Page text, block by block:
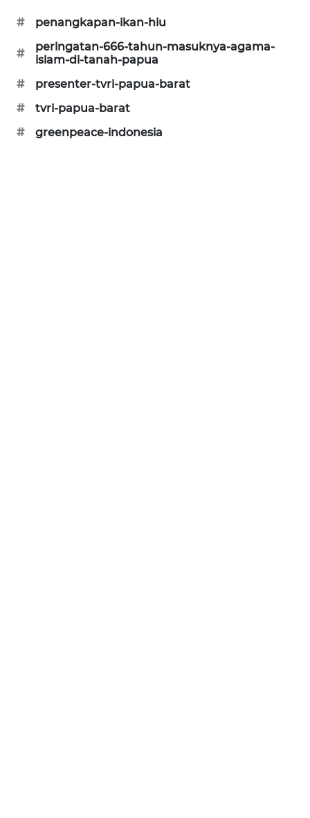
# penangkapan-ikan-hiu
#
peringatan-666-tahun-masuknya-agama-
islam-di-tanah-papua
#
presenter-tvri-papua-barat
#
tvri-papua-barat
#
greenpeace-indonesia
NEWS
BERAMPU
ANUGERAH